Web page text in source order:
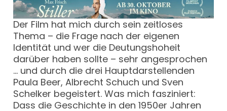
Der Film hat mich durch sein zeitloses
Thema – die Frage nach der eigenen
Identität und wer die Deutungshoheit
darüber haben sollte – sehr angesprochen
… und durch die drei Hauptdarstellenden
Paula Beer, Albrecht Schuch und Sven
Schelker begeistert. Was mich fasziniert:
Dass die Geschichte in den 1950er Jahren